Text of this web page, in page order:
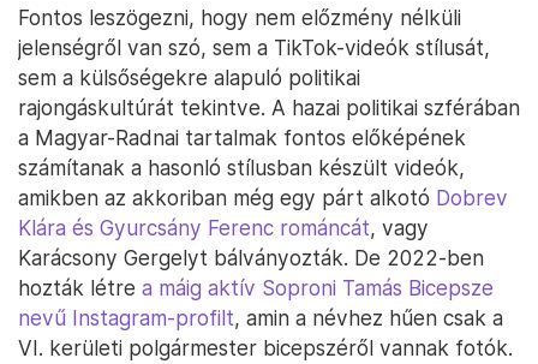
Fontos leszögezni, hogy nem előzmény nélküli
jelenségről van szó, sem a TikTok-videók stílusát,
sem a külsőségekre alapuló politikai
rajongáskultúrát tekintve. A hazai politikai szférában
a Magyar-Radnai tartalmak fontos előképének
számítanak a hasonló stílusban készült videók,
amikben az akkoriban még egy párt alkotó Dobrev
Klára és Gyurcsány Ferenc románcát, vagy
Karácsony Gergelyt bálványozták. De 2022-ben
hozták létre a máig aktív Soproni Tamás Bicepsze
nevű Instagram-profilt, amin a névhez hűen csak a
VI. kerületi polgármester bicepszéről vannak fotók.